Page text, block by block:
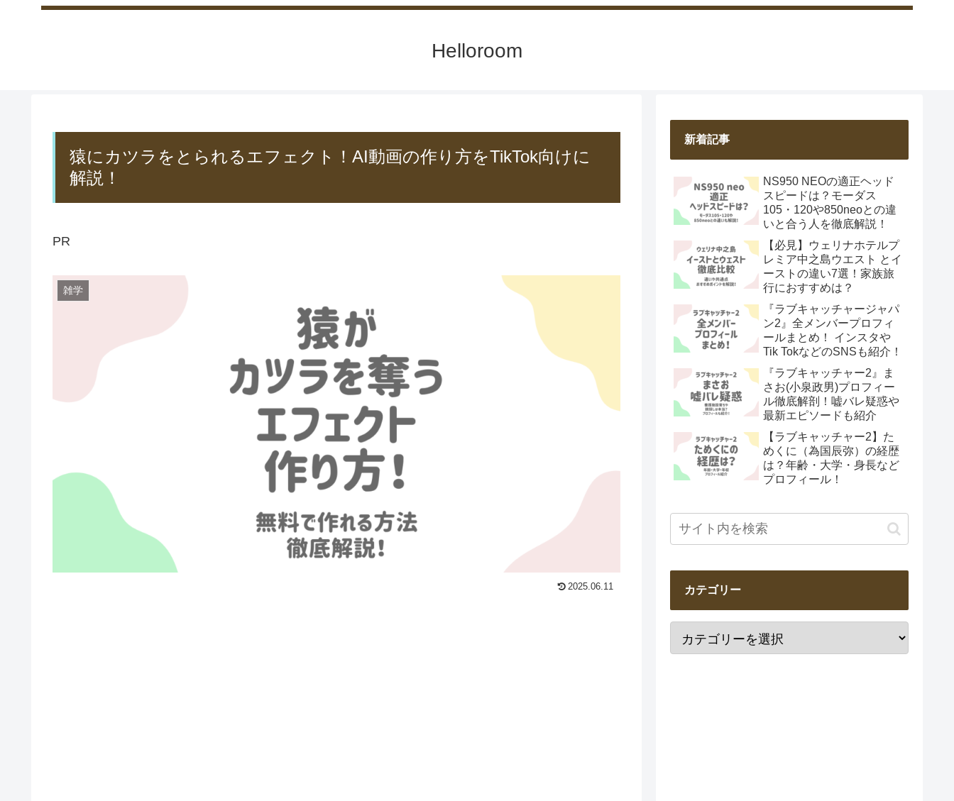
Helloroom
猿にカツラをとられるエフェクト！AI動画の作り方をTikTok向けに
解説！
PR
雑学
2025.06.11
新着記事
NS950 NEOの適正ヘッド
スピードは？モーダス
105・120や850neoとの違
いと合う人を徹底解説！
【必見】ウェリナホテルプ
レミア中之島ウエスト とイ
ーストの違い7選！家族旅
行におすすめは？
『ラブキャッチャージャパ
ン2』全メンバープロフィ
ールまとめ！ インスタや
Tik TokなどのSNSも紹介！
『ラブキャッチャー2』ま
さお(小泉政男)プロフィー
ル徹底解剖！嘘バレ疑惑や
最新エピソードも紹介
【ラブキャッチャー2】た
めくに（為国辰弥）の経歴
は？年齢・大学・身長など
プロフィール！
カテゴリー